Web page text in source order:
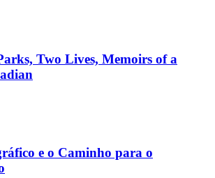
Two Lives, Memoirs of a
e o Caminho para o